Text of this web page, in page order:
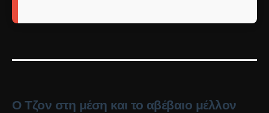
Ο Τζον στη μέση και το αβέβαιο μέλλον